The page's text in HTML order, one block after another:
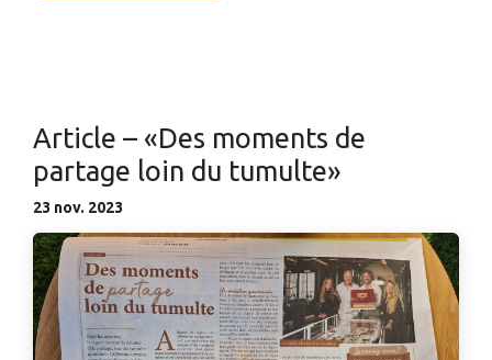
Article – «Des moments de
partage loin du tumulte»
23 nov. 2023